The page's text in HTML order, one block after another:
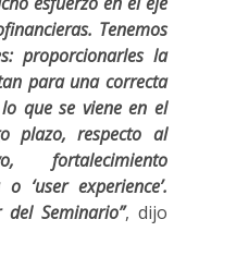
Tenemos
proporcionarles la
para una correcta
que se viene en el
plazo, respecto al
fortalecimiento
‘user experience’.
Seminario”, dijo